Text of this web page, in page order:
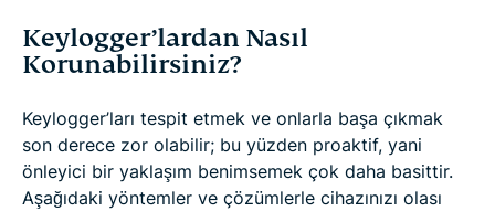
Keylogger’lardan Nasıl
Korunabilirsiniz?
Keylogger’ları tespit etmek ve onlarla başa çıkmak
son derece zor olabilir; bu yüzden proaktif, yani
önleyici bir yaklaşım benimsemek çok daha basittir.
Aşağıdaki yöntemler ve çözümlerle cihazınızı olası